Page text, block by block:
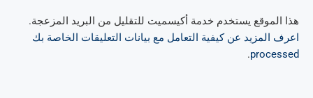
هذا الموقع يستخدم خدمة أكيسميت للتقليل من البريد المزعجة.
اعرف المزيد عن كيفية التعامل مع بيانات التعليقات الخاصة بك
processed
.